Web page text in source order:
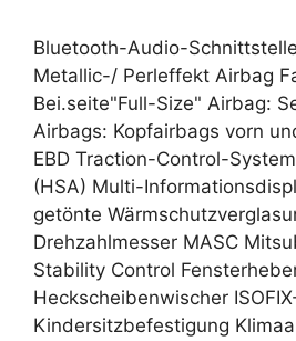
Bluetooth-Audio-
Metallic-/ Perleffekt Airbag
Bei.seite"Full-Size" Airbag:
Airbags: Kopfairbags vorn
EBD Traction-Control-
(HSA) Multi-
getönte
Drehzahlmesser MASC
Stability Control
Heckscheibenwischer
Kindersitzbefestigung